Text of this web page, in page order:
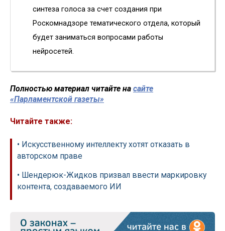
синтеза голоса за счет создания при
Роскомнадзоре тематического отдела, который
будет заниматься вопросами работы
нейросетей.
Полностью материал читайте на сайте
«Парламентской газеты»
Читайте также:
• Искусственному интеллекту хотят отказать в
авторском праве
• Шендерюк-Жидков призвал ввести маркировку
контента, создаваемого ИИ